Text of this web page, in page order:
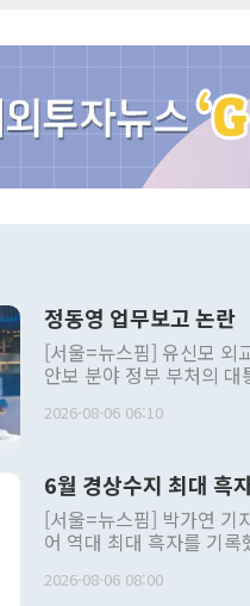
정동영 업무보고 논란
[서울=뉴스핌] 유신모 외
안보 분야 정부 부처의
발언 중에는 정부 내 조율
주의적 희망에 근거한 비
관의 대북 정책 관련 발언
관 부처 장관이 공개적으
관의 무리한 대북 접근법
다. [정동영 통일부 장관이 지난달 23일 오후 서울 종로구 정부서울청사에
2026-08-06 06:10
6월 경상수지 최대 흑
[서울=뉴스핌] 박가연 기
어 역대 최대 흑자를 기
료=한국은행] 한국은행이 6일 발표한 '2026년 6월 국제수지(잠정)'에 따르
2026-08-06 08:00